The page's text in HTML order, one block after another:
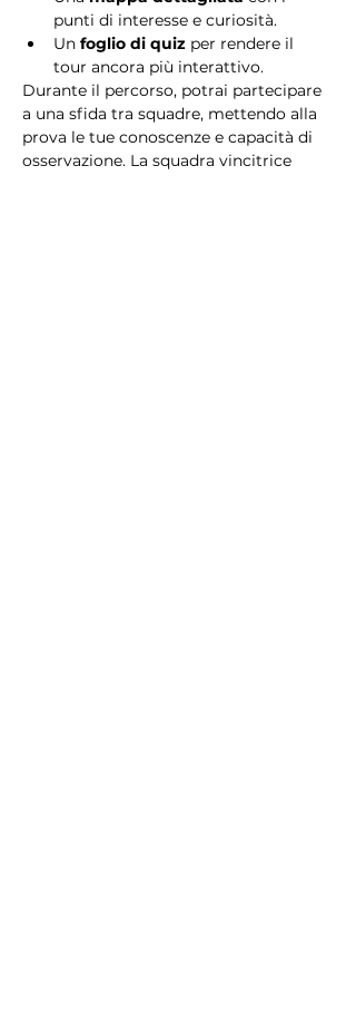
punti di interesse e curiosità.
Un foglio di quiz per rendere il
tour ancora più interattivo.
Durante il percorso, potrai partecipare
a una sfida tra squadre, mettendo alla
prova le tue conoscenze e capacità di
osservazione. La squadra vincitrice